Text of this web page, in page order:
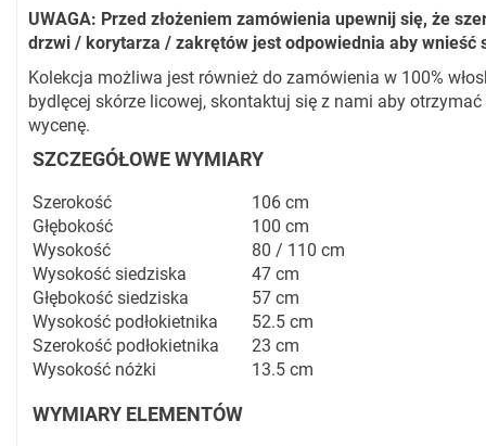
UWAGA: Przed złożeniem zamówienia upewnij się, że
drzwi / korytarza / zakrętów jest odpowiednia aby wnieść
Kolekcja możliwa jest również do zamówienia w 100%
bydlęcej skórze licowej, skontaktuj się z nami aby otrzymać
wycenę.
SZCZEGÓŁOWE WYMIARY
Szerokość
106 cm
Głębokość
100 cm
Wysokość
80 / 110 cm
Wysokość siedziska
47 cm
Głębokość siedziska
57 cm
Wysokość podłokietnika
52.5 cm
Szerokość podłokietnika
23 cm
Wysokość nóżki
13.5 cm
WYMIARY ELEMENTÓW